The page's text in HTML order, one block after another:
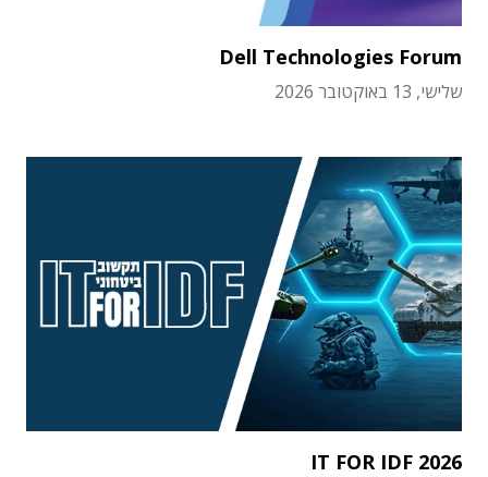
Dell Technologies Forum
שלישי, 13 באוקטובר 2026
IT FOR IDF 2026